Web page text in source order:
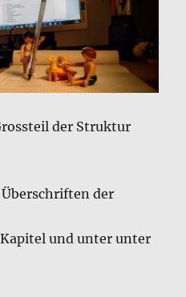
der Struktur
der
und unter unter